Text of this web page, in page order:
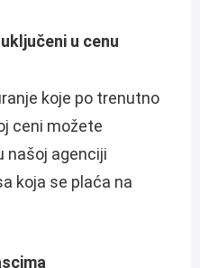
u cenu
koje po trenutno
ceni možete
našoj agenciji
koja se plaća na